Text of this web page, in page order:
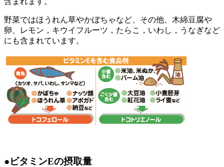
野菜ではほうれん草やかぼちゃなど、その他、木綿豆腐や
卵、レモン，キウイフルーツ，たらこ，いわし，うなぎなど
にも含まれています。
●ビタミンEの摂取量